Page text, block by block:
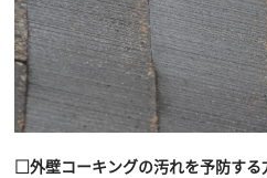
□外壁コーキングの汚れを予防する